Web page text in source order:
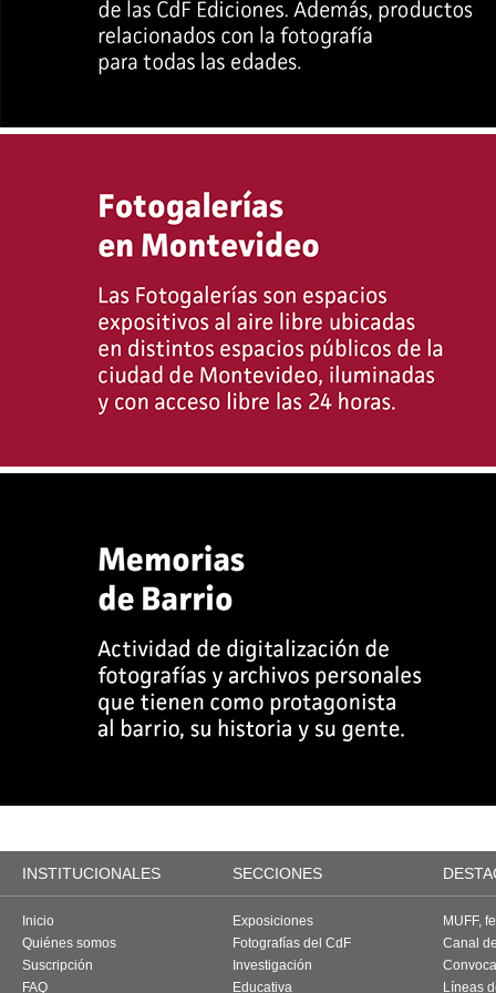
INSTITUCIONALES SECCIONES
Inicio
Quiénes somos
Suscripción
FAQ
Exposiciones
Fotografías del CdF
Investigación
Educativa
MUFF,
Canal
Líneas